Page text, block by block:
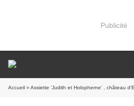
Publicité
Accueil » Assiette 'Judith et Holopherne' , château